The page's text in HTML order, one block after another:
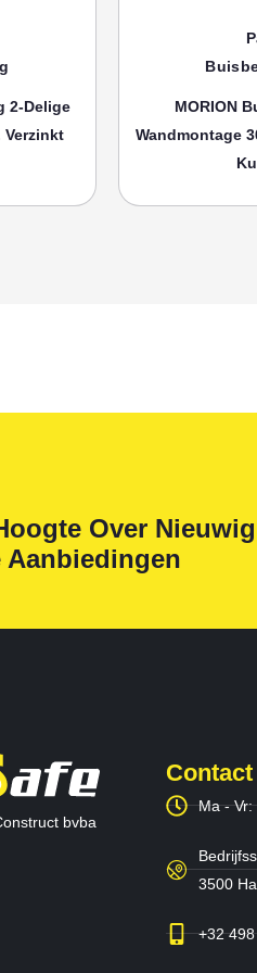
2-Delige
Verzinkt
MORION
Wandmontage
Over
Aanbiedingen
bvba
Ma -
3500
+32